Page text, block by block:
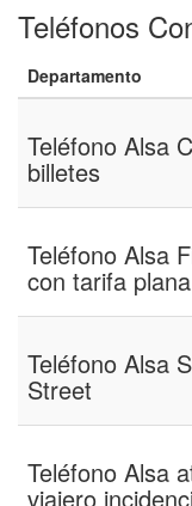
Teléfonos
Departamento
Teléfono Alsa
billetes
Teléfono Alsa
con tarifa plana
Teléfono Alsa
Street
Teléfono Alsa
viajero